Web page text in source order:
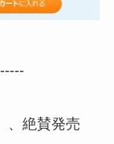
、絶賛発売